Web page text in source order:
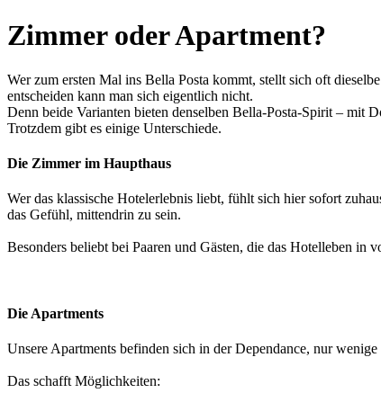
Zimmer oder Apartment?
Wer zum ersten Mal ins Bella Posta kommt, stellt sich oft
entscheiden kann man sich eigentlich nicht.
Denn beide Varianten bieten denselben Bella-Posta-Spirit – mit
Trotzdem gibt es einige Unterschiede.
Die Zimmer im Haupthaus
Wer das klassische Hotelerlebnis liebt, fühlt sich hier sofort
das Gefühl, mittendrin zu sein.
Besonders beliebt bei Paaren und Gästen, die das Hotelleben in
Die Apartments
Unsere Apartments befinden sich in der Dependance, nur
Das schafft Möglichkeiten: